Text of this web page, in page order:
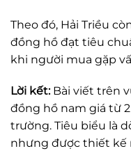
Theo đó, Hải Triều
đồng hồ đạt tiêu
khi người mua gặp
Lời kết:Bài viết trên
đồng hồ nam giá từ
trường. Tiêu biểu là
nhưng được thiết kế